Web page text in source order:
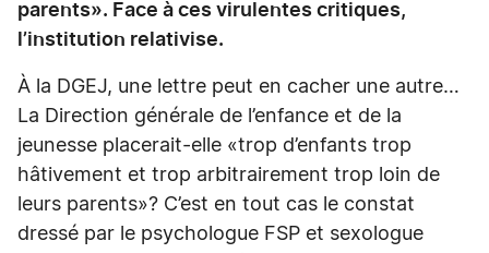
parents». Face à ces virulentes critiques,
l’institution relativise.
À la DGEJ, une lettre peut en cacher une autre…
La Direction générale de l’enfance et de la
jeunesse placerait-elle «trop d’enfants trop
hâtivement et trop arbitrairement trop loin de
leurs parents»? C’est en tout cas le constat
dressé par le psychologue FSP et sexologue